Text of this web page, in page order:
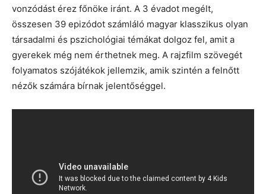
vonzódást érez főnöke iránt. A 3 évadot megélt,
összesen 39 epizódot számláló magyar klasszikus olyan
társadalmi és pszichológiai témákat dolgoz fel, amit a
gyerekek még nem érthetnek meg. A rajzfilm szövegét
folyamatos szójátékok jellemzik, amik szintén a felnőtt
nézők számára bírnak jelentőséggel.